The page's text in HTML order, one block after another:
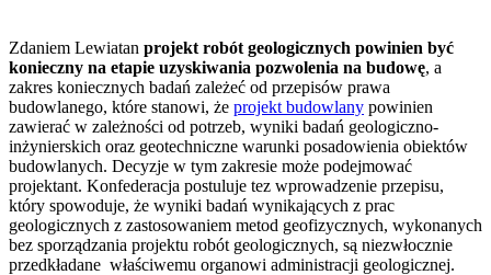
Zdaniem Lewiatan projekt robót geologicznych powinien być
konieczny na etapie uzyskiwania pozwolenia na budowę, a
zakres koniecznych badań zależeć od przepisów prawa
budowlanego, które stanowi, że projekt budowlany powinien
zawierać w zależności od potrzeb, wyniki badań geologiczno-
inżynierskich oraz geotechniczne warunki posadowienia obiektów
budowlanych. Decyzje w tym zakresie może podejmować
projektant. Konfederacja postuluje tez wprowadzenie przepisu,
który spowoduje, że wyniki badań wynikających z prac
geologicznych z zastosowaniem metod geofizycznych, wykonanych
bez sporządzania projektu robót geologicznych, są niezwłocznie
przedkładane właściwemu organowi administracji geologicznej.